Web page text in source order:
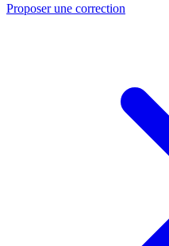
Proposer une correction